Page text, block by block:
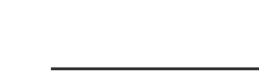
Vampirwaschbaers
Bücher,